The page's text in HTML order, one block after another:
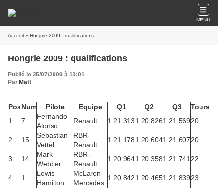
MENU
Accueil » Hongrie 2009 : qualifications
Hongrie 2009 : qualifications
Publié le 25/07/2009 à 13:01
Par Matt
PosNum Pilote Equipe Q1 Q2 Q3
Tours
1
7
Fernando
Alonso
Renault 1:21.3131:20.8261:21.56920
2 15
Sebastian
Vettel
RBR-
Renault
1:21.1781:20.6041:21.60720
3 14
Mark
Webber
RBR-
Renault
1:20.9641:20.3581:21.741 22
4 1
Lewis
Hamilton
McLaren-
Mercedes
1:20.8421:20.4651:21.83923